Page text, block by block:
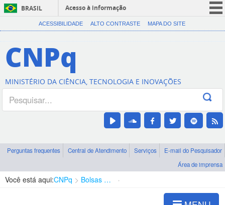
BRASIL
Acesso à informação
CORONAVÍRUS (COVID-19)
Canais
ACESSIBILIDADE ALTO CONTRASTE MAPA DO SITE
CNPq
MINISTÉRIO DA CIÊNCIA, TECNOLOGIA E INOVAÇÕES
Perguntas frequentes Central de Atendimento Serviços
E-mail do Pesquisador
Área de imprensa
Você está aqui:CNPq Bolsas e Auxílios Vigentes